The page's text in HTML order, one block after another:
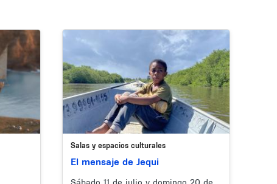
Image
Salas y espacios culturales
El mensaje de Jequi